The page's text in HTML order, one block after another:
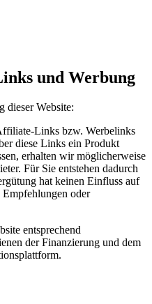
und Werbung
dieser Website:
Links bzw. Werbelinks
diese Links ein Produkt
erhalten wir möglicherweise
Für Sie entstehen dadurch
hat keinen Einfluss auf
oder
entsprechend
der Finanzierung und dem